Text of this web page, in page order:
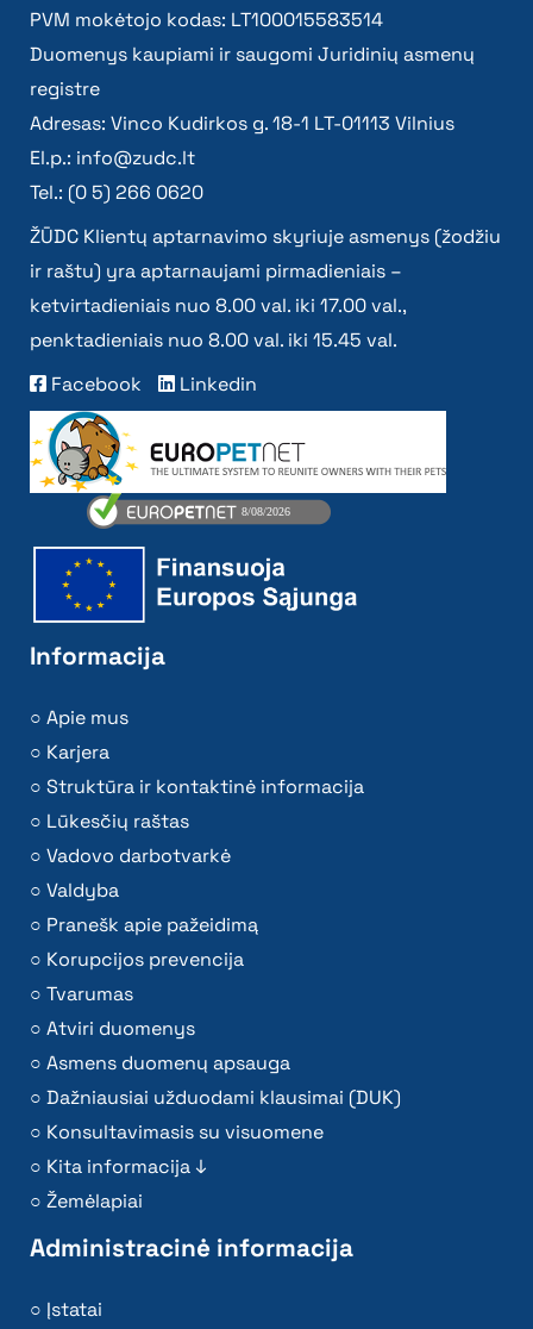
PVM mokėtojo kodas: LT100015583514
Duomenys kaupiami ir saugomi Juridinių asmenų
registre
Adresas: Vinco Kudirkos g. 18-1 LT-01113 Vilnius
El.p.: info@zudc.lt
Tel.: (0 5) 266 0620
ŽŪDC Klientų aptarnavimo skyriuje asmenys (žodžiu
ir raštu) yra aptarnaujami pirmadieniais –
ketvirtadieniais nuo 8.00 val. iki 17.00 val.,
penktadieniais nuo 8.00 val. iki 15.45 val.
Facebook
Linkedin
Informacija
Apie mus
Karjera
Struktūra ir kontaktinė informacija
Lūkesčių raštas
Vadovo darbotvarkė
Valdyba
Pranešk apie pažeidimą
Korupcijos prevencija
Tvarumas
Atviri duomenys
Asmens duomenų apsauga
Dažniausiai užduodami klausimai (DUK)
Konsultavimasis su visuomene
Kita informacija ↓
Žemėlapiai
Administracinė informacija
Įstatai